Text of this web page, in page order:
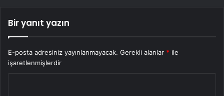
Bir yanıt yazın
E-posta adresiniz yayınlanmayacak. Gerekli alanlar * ile
işaretlenmişlerdir